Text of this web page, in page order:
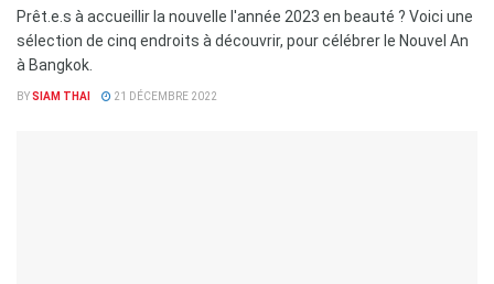
Prêt.e.s à accueillir la nouvelle l'année 2023 en beauté ? Voici une
sélection de cinq endroits à découvrir, pour célébrer le Nouvel An
à Bangkok.
BYSIAM THAI 21 DÉCEMBRE 2022